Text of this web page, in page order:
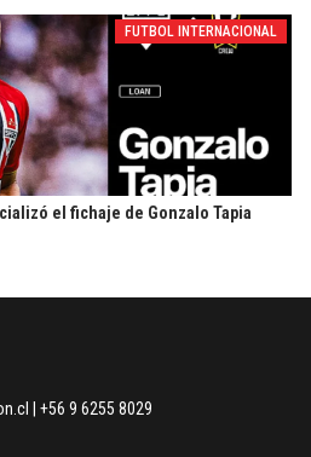
FUTBOL INTERNACIONAL
el fichaje de Gonzalo Tapia
| +56 9 6255 8029